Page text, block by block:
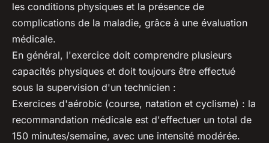
les conditions physiques et la présence de
complications de la maladie, grâce à une évaluation
médicale.
En général, l'exercice doit comprendre plusieurs
capacités physiques et doit toujours être effectué
sous la supervision d'un technicien :
Exercices d'aérobic (course, natation et cyclisme) : la
recommandation médicale est d'effectuer un total de
150 minutes/semaine, avec une intensité modérée.